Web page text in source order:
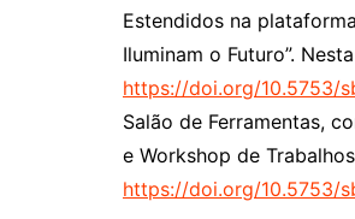
Estendidos na
Iluminam o Futuro”.
https://doi.org/10.5753/
Salão de Ferramentas,
e Workshop de
https://doi.org/10.5753/